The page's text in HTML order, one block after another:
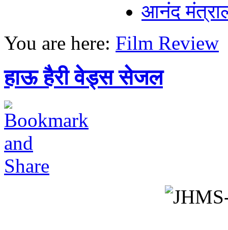
आनंद
You are here: Film Review
हाऊ हैरी वेड्स सेजल